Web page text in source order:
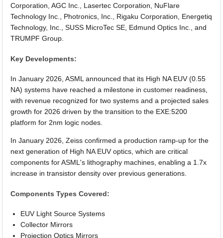
Corporation, AGC Inc., Lasertec Corporation, NuFlare
Technology Inc., Photronics, Inc., Rigaku Corporation, Energetiq
Technology, Inc., SUSS MicroTec SE, Edmund Optics Inc., and
TRUMPF Group.
Key Developments:
In January 2026, ASML announced that its High NA EUV (0.55
NA) systems have reached a milestone in customer readiness,
with revenue recognized for two systems and a projected sales
growth for 2026 driven by the transition to the EXE:5200
platform for 2nm logic nodes.
In January 2026, Zeiss confirmed a production ramp-up for the
next generation of High NA EUV optics, which are critical
components for ASML's lithography machines, enabling a 1.7x
increase in transistor density over previous generations.
Components Types Covered:
EUV Light Source Systems
Collector Mirrors
Projection Optics Mirrors